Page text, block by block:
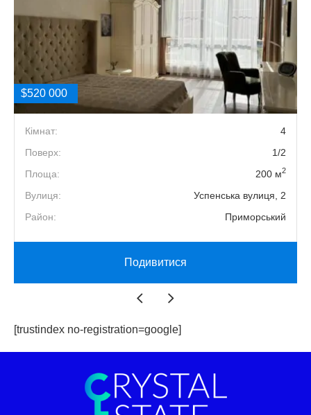
$520 000
Кімнат:
4
Поверх:
1/2
Площа:
200 м2
Вулиця:
Успенська вулиця, 2
Район:
Приморський
Подивитися
[trustindex no-registration=google]